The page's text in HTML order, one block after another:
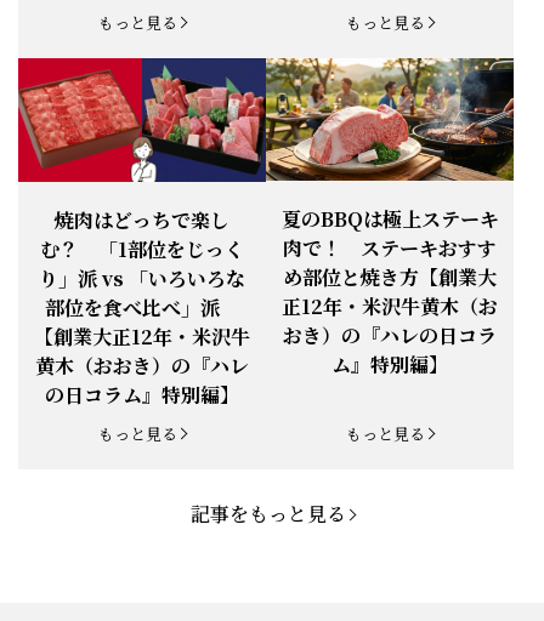
お知らせ 2025.11.3 「黄木の御歳暮」早割開始！
お知らせ 2025.9.13 「秋分の日」定休日変更のお知らせ
お知らせ 2025.6.16 新登場！一膳ご飯
お知らせ 2025.5.28 「初夏の肉祭り」開催中
お知らせ 2025.5.19 「父の日特集」開催中
お知らせ 2025.4.28 「BBQ企画」開催中！
お知らせ 2025.4.28 「母の日企画」開催中！
もっと見る もっと見る
焼肉はどっちで楽し
む？ 「1部位をじっく
り」派 vs 「いろいろな
部位を食べ比べ」派
【創業大正12年・米沢牛
黄木（おおき）の『ハレ
の日コラム』特別編】
もっと見る
夏のBBQは極上ステーキ
肉で！ ステーキおすす
め部位と焼き方【創業大
正12年・米沢牛黄木（お
おき）の『ハレの日コラ
ム』特別編】
もっと見る
記事をもっと見る